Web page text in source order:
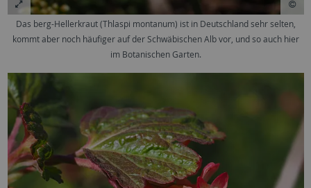
Das berg-Hellerkraut (Thlaspi montanum) ist in Deutschland sehr selten,
kommt aber noch häufiger auf der Schwäbischen Alb vor, und so auch hier
im Botanischen Garten.